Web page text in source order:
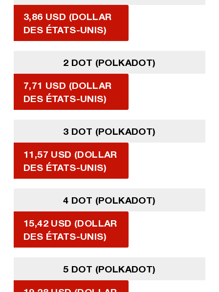
3,86 USD (DOLLAR
DES ÉTATS-UNIS)
2 DOT (POLKADOT)
7,71 USD (DOLLAR
DES ÉTATS-UNIS)
3 DOT (POLKADOT)
11,57 USD (DOLLAR
DES ÉTATS-UNIS)
4 DOT (POLKADOT)
15,42 USD (DOLLAR
DES ÉTATS-UNIS)
5 DOT (POLKADOT)